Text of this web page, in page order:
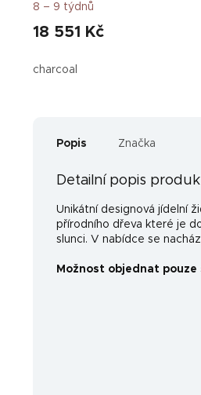
8 – 9 týdnů
18 551 Kč
charcoal
Popis Značka
Detailní popis
Unikátní designová jídelní
přírodního dřeva které je
slunci. V nabídce se
Možnost objednat pouze